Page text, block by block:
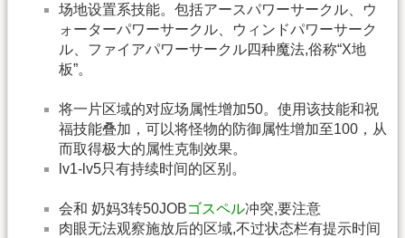
场地设置系技能。包括アースパワーサークル、ウ
ォーターパワーサークル、ウィンドパワーサーク
ル、ファイアパワーサークル四种魔法,俗称“X地
板”。
将一片区域的对应场属性增加50。使用该技能和祝
福技能叠加，可以将怪物的防御属性增加至100，从
而取得极大的属性克制效果。
lv1-lv5只有持续时间的区别。
会和 奶妈3转50JOBゴスペル冲突,要注意
肉眼无法观察施放后的区域,不过状态栏有提示时间